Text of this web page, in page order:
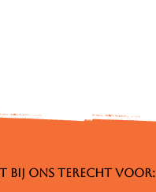
bij ons terecht voor: